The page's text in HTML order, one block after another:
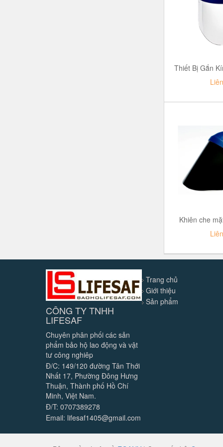
Khiên che
CÔNG TY TNHH
LIFESAF
Chuyên phân phối các sản
phẩm bảo hộ lao động và vật
tư công nghiêp
Đ/C: 149/120 đường Tân Thới
Nhất 17, Phường Đông Hưng
Thuận, Thành phố Hồ Chí
Minh, Việt Nam.
Đ/T: 0707389278
Email: lifesaf1405@gmail.com
Trang chủ
Giới thiệu
Sản phẩm